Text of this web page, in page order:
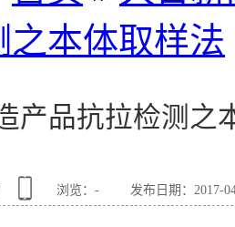
之本体取样法
产品抗拉检测之
浏览： - 发布日期：2017-